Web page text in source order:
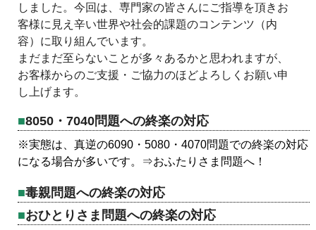
しました。今回は、専門家の皆さんにご指導を頂きお
客様に見え辛い世界や社会的課題のコンテンツ（内
容）に取り組んでいます。
まだまだ至らないことが多々あるかと思われますが、
お客様からのご支援・ご協力のほどよろしくお願い申
し上げます。
8050・7040問題への終楽の対応
※実態は、真逆の6090・5080・4070問題での終楽の対応
になる場合が多いです。⇒おふたりさま問題へ！
毒親問題への終楽の対応
おひとりさま問題への終楽の対応